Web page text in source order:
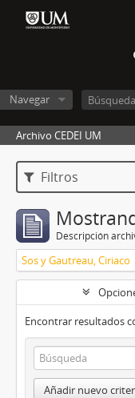
Navegar
Archivo CEDEI UM
Filtros
Descripción
Sos y Gautreau, Ciriaco
Encontrar resultados
Añadir nuevo